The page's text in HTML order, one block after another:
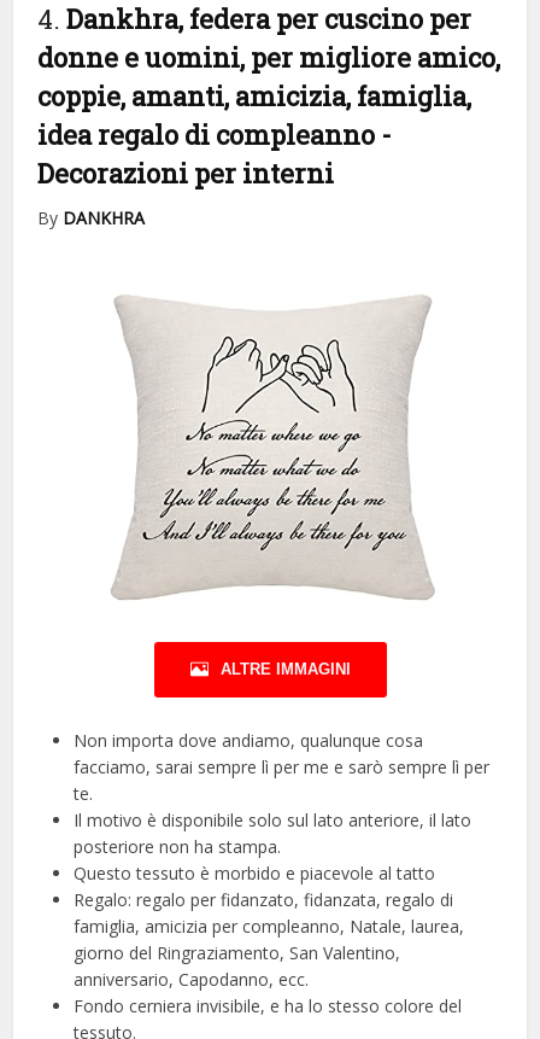
4.Dankhra, federa per cuscino per
donne e uomini, per migliore amico,
coppie, amanti, amicizia, famiglia,
idea regalo di compleanno -
Decorazioni per interni
By DANKHRA
ALTRE IMMAGINI
Non importa dove andiamo, qualunque cosa
facciamo, sarai sempre lì per me e sarò sempre lì per
te.
Il motivo è disponibile solo sul lato anteriore, il lato
posteriore non ha stampa.
Questo tessuto è morbido e piacevole al tatto
Regalo: regalo per fidanzato, fidanzata, regalo di
famiglia, amicizia per compleanno, Natale, laurea,
giorno del Ringraziamento, San Valentino,
anniversario, Capodanno, ecc.
Fondo cerniera invisibile, e ha lo stesso colore del
tessuto.